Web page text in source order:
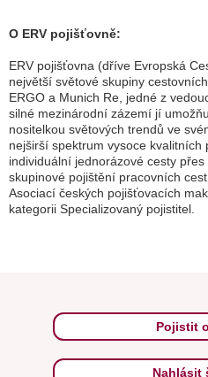
O ERV pojišťovně:
ERV pojišťovna (dříve Evropská
největší světové skupiny
ERGO a Munich Re, jedné z
silné mezinárodní zázemí jí
nositelkou světových trendů ve
nejširší spektrum vysoce
individuální jednorázové cesty
skupinové pojištění pracovních
Asociací českých pojišťovacích
kategorii Specializovaný pojistitel.
Pojistit
Nahlásit